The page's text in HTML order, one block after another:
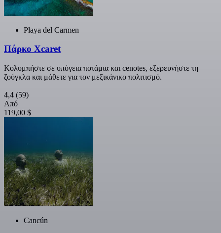
Playa del Carmen
Πάρκο Xcaret
Κολυμπήστε σε υπόγεια ποτάμια και cenotes, εξερευνήστε τη
ζούγκλα και μάθετε για τον μεξικάνικο πολιτισμό.
4,4 (59)
Από
119,00 $
Cancún